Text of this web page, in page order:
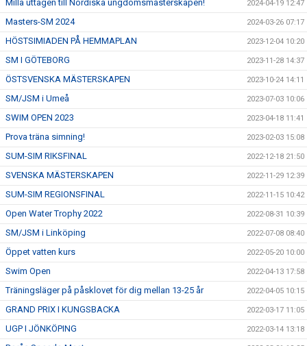
Milla uttagen till Nordiska ungdomsmästerskapen! 2024-04-19 12:47
Masters-SM 2024 2024-03-26 07:17
HÖSTSIMIADEN PÅ HEMMAPLAN 2023-12-04 10:20
SM I GÖTEBORG 2023-11-28 14:37
ÖSTSVENSKA MÄSTERSKAPEN 2023-10-24 14:11
SM/JSM i Umeå 2023-07-03 10:06
SWIM OPEN 2023 2023-04-18 11:41
Prova träna simning! 2023-02-03 15:08
SUM-SIM RIKSFINAL 2022-12-18 21:50
SVENSKA MÄSTERSKAPEN 2022-11-29 12:39
SUM-SIM REGIONSFINAL 2022-11-15 10:42
Open Water Trophy 2022 2022-08-31 10:39
SM/JSM i Linköping 2022-07-08 08:40
Öppet vatten kurs 2022-05-20 10:00
Swim Open 2022-04-13 17:58
Träningsläger på påsklovet för dig mellan 13-25 år 2022-04-05 10:15
GRAND PRIX I KUNGSBACKA 2022-03-17 11:05
UGP I JÖNKÖPING 2022-03-14 13:18